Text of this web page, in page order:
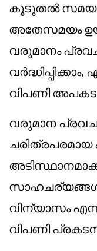
കൂടുതൽ
അതേസമയം
വരുമാനം
വിപണി
വരുമാന
വിന്യാസം
വിപണി